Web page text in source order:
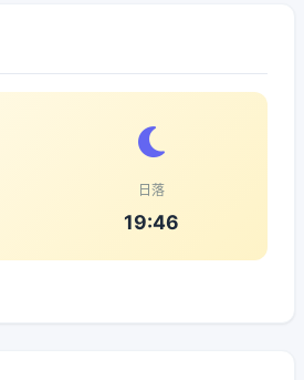
日落
19:46